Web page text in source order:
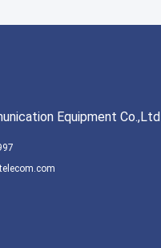
Equipment Co.,Ltd